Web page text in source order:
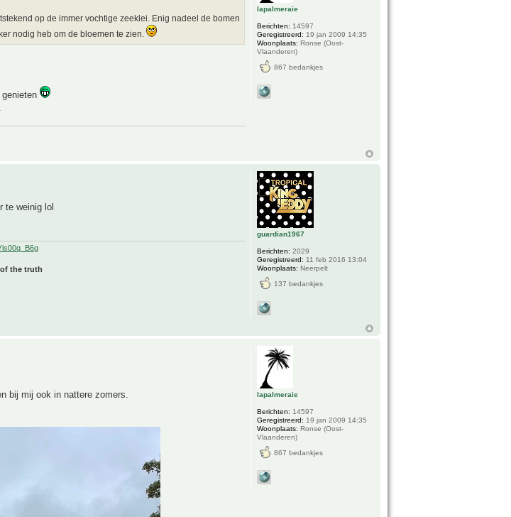
op de immer vochtige zeeklei. Enig nadeel de bomen
nodig heb om de bloemen te zien.
lapalmeraie
Berichten: 14597
Geregistreerd: 19 jan 2009 14:35
Woonplaats: Ronse (Oost-
Vlaanderen)
867 bedankjes
te weinig lol
the truth
guardian1967
Berichten: 2029
Geregistreerd: 11 feb 2016 13:04
Woonplaats: Neerpelt
137 bedankjes
bij mij ook in nattere zomers.
lapalmeraie
Berichten: 14597
Geregistreerd: 19 jan 2009 14:35
Woonplaats: Ronse (Oost-
Vlaanderen)
867 bedankjes